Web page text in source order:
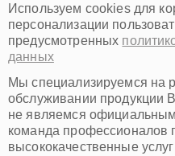
Омск
Красноярск
Пермь
Ульяновск
Киров
Архангельск
Астрахань
Белгород
Благовещенск
Используем cookies для
персонализации
предусмотренных
данных
Мы специализируемся на
обслуживании продукции
не являемся
команда профессионалов
высококачественные